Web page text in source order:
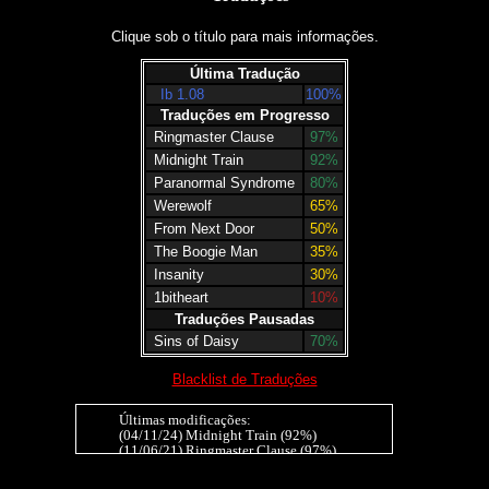
Clique sob o título para mais informações.
Última Tradução
Ib 1.08
100%
Traduções em Progresso
Ringmaster Clause
97%
Midnight Train
92%
Paranormal Syndrome
80%
Werewolf
65%
From Next Door
50%
The Boogie Man
35%
Insanity
30%
1bitheart
10%
Traduções Pausadas
Sins of Daisy
70%
Blacklist de Traduções
Últimas modificações:
(04/11/24) Midnight Train (92%)
(11/06/21) Ringmaster Clause (97%)